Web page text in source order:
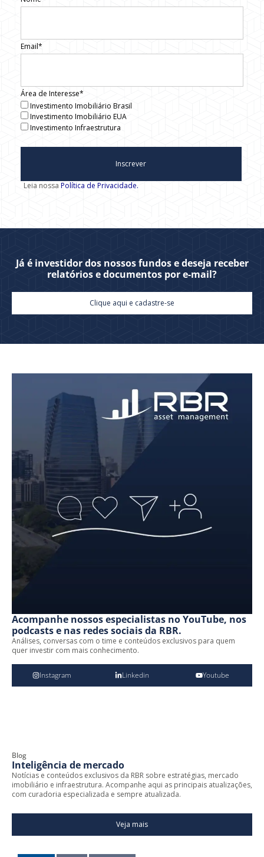
Email*
Área de Interesse*
Investimento Imobiliário Brasil
Investimento Imobiliário EUA
Investimento Infraestrutura
Inscrever
Leia nossa Política de Privacidade.
Já é investidor dos nossos fundos e deseja receber
relatórios e documentos por e-mail?
Clique aqui e cadastre-se
Acompanhe nossos especialistas no YouTube, nos
podcasts e nas redes sociais da RBR.
Análises, conversas com o time e conteúdos exclusivos para quem
quer investir com mais conhecimento.
Instagram Linkedin Youtube
Blog
Inteligência de mercado
Notícias e conteúdos exclusivos da RBR sobre estratégias, mercado
imobiliário e infraestrutura. Acompanhe aqui as principais atualizações,
com curadoria especializada e sempre atualizada.
Veja mais